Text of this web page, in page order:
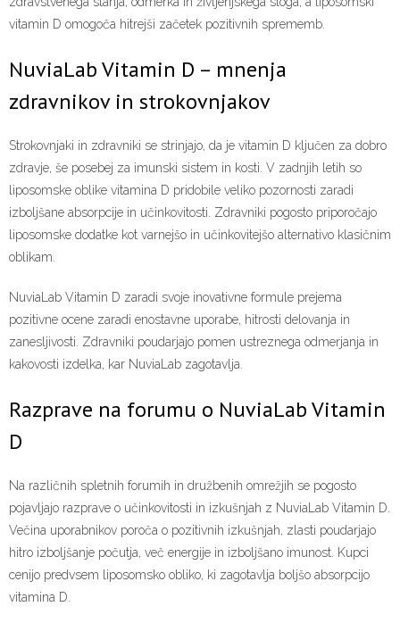
vitamin D omogoča hitrejši začetek pozitivnih sprememb.
NuviaLab Vitamin D – mnenja
zdravnikov in strokovnjakov
Strokovnjaki in zdravniki se strinjajo, da je vitamin D ključen za dobro
zdravje, še posebej za imunski sistem in kosti. V zadnjih letih so
liposomske oblike vitamina D pridobile veliko pozornosti zaradi
izboljšane absorpcije in učinkovitosti. Zdravniki pogosto priporočajo
liposomske dodatke kot varnejšo in učinkovitejšo alternativo klasičnim
oblikam.
NuviaLab Vitamin D zaradi svoje inovativne formule prejema
pozitivne ocene zaradi enostavne uporabe, hitrosti delovanja in
zanesljivosti. Zdravniki poudarjajo pomen ustreznega odmerjanja in
kakovosti izdelka, kar NuviaLab zagotavlja.
Razprave na forumu o NuviaLab Vitamin
D
Na različnih spletnih forumih in družbenih omrežjih se pogosto
pojavljajo razprave o učinkovitosti in izkušnjah z NuviaLab Vitamin D.
Večina uporabnikov poroča o pozitivnih izkušnjah, zlasti poudarjajo
hitro izboljšanje počutja, več energije in izboljšano imunost. Kupci
cenijo predvsem liposomsko obliko, ki zagotavlja boljšo absorpcijo
vitamina D.